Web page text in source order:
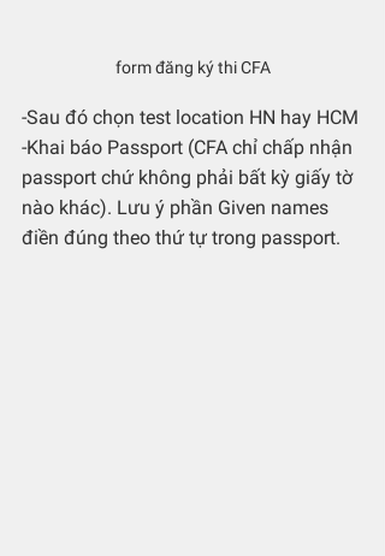
form đăng ký thi CFA
-Sau đó chọn test location HN hay HCM
-Khai báo Passport (CFA chỉ chấp nhận
passport chứ không phải bất kỳ giấy tờ
nào khác). Lưu ý phần Given names
điền đúng theo thứ tự trong passport.